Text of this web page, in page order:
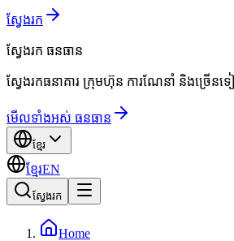
ស្វែងរក
ស្វែងរក ធនធាន
ស្វែងរកធនាគារ ក្រុមហ៊ុន ការណែនាំ និងច្រើនទ
មើលទាំងអស់ ធនធាន
ខ្មែរ
ខ្មែរEN
ស្វែងរក
Home